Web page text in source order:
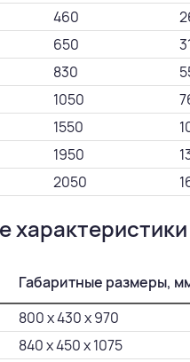
460
650
830
1050
1550
1950
2050
характеристики
Габаритные размеры,
800 х 430 х 970
840 х 450 х 1075